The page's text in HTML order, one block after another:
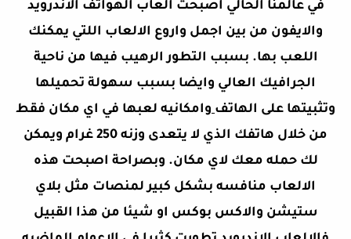
في عالمنا الحالي اصبحت ألعاب الهواتف الاندرويد
والايفون من بين اجمل واروع الالعاب اللتي يمكنك
اللعب بها. بسبب التطور الرهيب فيها من ناحية
الجرافيك العالي وايضا بسبب سهولة تحميلها
وتثبيتها على الهاتف وامكانيه لعبها في اي مكان فقط
من خلال هاتفك الذي لا يتعدى وزنه 250 غرام ويمكن
لك حمله معك لاي مكان. وبصراحة اصبحت هذه
الالعاب منافسه بشكل كبير لمنصات مثل بلاي
ستيشن والاكس بوكس او شيئا من هذا القبيل